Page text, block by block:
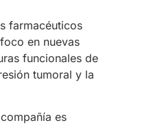
farmacéuticos
en nuevas
funcionales de
tumoral y la
es